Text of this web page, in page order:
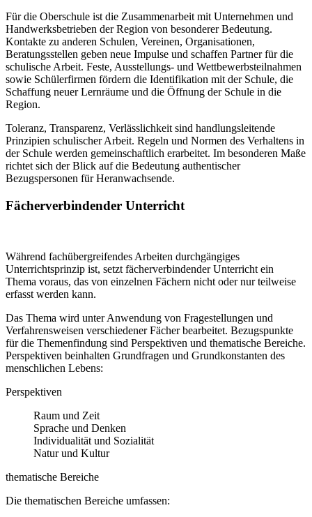
Für die Oberschule ist die Zusammenarbeit mit Unternehmen und
Handwerksbetrieben der Region von besonderer Bedeutung.
Kontakte zu anderen Schulen, Vereinen, Organisationen,
Beratungsstellen geben neue Impulse und schaffen Partner für die
schulische Arbeit. Feste, Ausstellungs- und Wettbewerbsteilnahmen
sowie Schülerfirmen fördern die Identifikation mit der Schule, die
Schaffung neuer Lernräume und die Öffnung der Schule in die
Region.
Toleranz, Transparenz, Verlässlichkeit sind handlungsleitende
Prinzipien schulischer Arbeit. Regeln und Normen des Verhaltens in
der Schule werden gemeinschaftlich erarbeitet. Im besonderen Maße
richtet sich der Blick auf die Bedeutung authentischer
Bezugspersonen für Heranwachsende.
Fächerverbindender Unterricht
Während fachübergreifendes Arbeiten durchgängiges
Unterrichtsprinzip ist, setzt fächerverbindender Unterricht ein
Thema voraus, das von einzelnen Fächern nicht oder nur teilweise
erfasst werden kann.
Das Thema wird unter Anwendung von Fragestellungen und
Verfahrensweisen verschiedener Fächer bearbeitet. Bezugspunkte
für die Themenfindung sind Perspektiven und thematische Bereiche.
Perspektiven beinhalten Grundfragen und Grundkonstanten des
menschlichen Lebens:
Perspektiven
Raum und Zeit
Sprache und Denken
Individualität und Sozialität
Natur und Kultur
thematische Bereiche
Die thematischen Bereiche umfassen: